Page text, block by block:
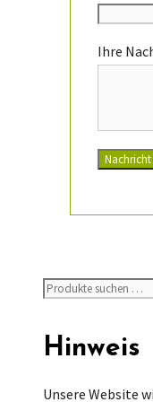
Ihre
Nachricht
Suchen
nach:
Hinweis
Unsere Website